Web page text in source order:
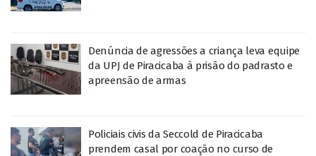
Denúncia de agressões a criança leva equipe
da UPJ de Piracicaba à prisão do padrasto e
apreensão de armas
Policiais civis da Seccold de Piracicaba
prendem casal por coação no curso de